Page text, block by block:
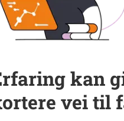
kan
vei til